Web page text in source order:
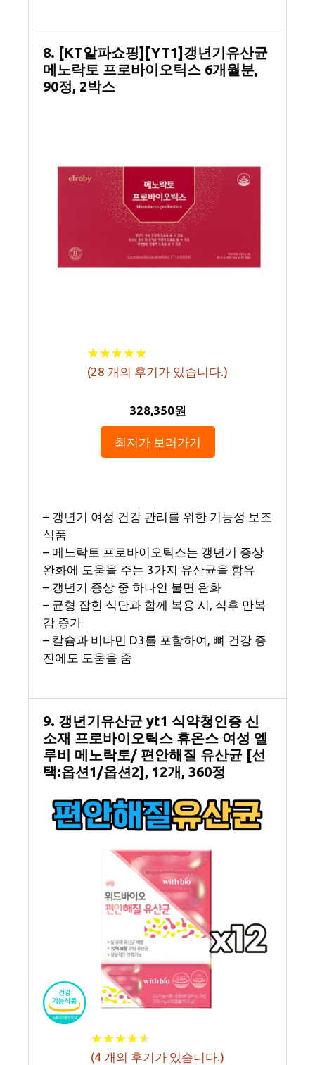
8. [KT알파쇼핑][YT1]갱년기유산균
메노락토 프로바이오틱스 6개월분,
90정, 2박스
★★★★★
★★★★★
(28 개의 후기가 있습니다.)
328,350원
최저가 보러가기
– 갱년기 여성 건강 관리를 위한 기능성 보조
식품
– 메노락토 프로바이오틱스는 갱년기 증상
완화에 도움을 주는 3가지 유산균을 함유
– 갱년기 증상 중 하나인 불면 완화
– 균형 잡힌 식단과 함께 복용 시, 식후 만복
감 증가
– 칼슘과 비타민 D3를 포함하여, 뼈 건강 증
진에도 도움을 줌
9. 갱년기유산균 yt1 식약청인증 신
소재 프로바이오틱스 휴온스 여성 엘
루비 메노락토/ 편안해질 유산균 [선
택:옵션1/옵션2], 12개, 360정
★★★★★
★★★★★
(4 개의 후기가 있습니다.)